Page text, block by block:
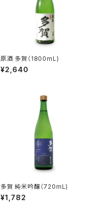
原酒 多賀（1800mL)
¥2,640
多賀 純米吟醸（720mL)
¥1,782